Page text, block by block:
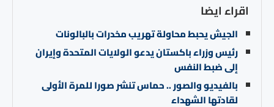
اقراء ايضا
الجيش يحبط محاولة تهريب مخدرات بالبالونات
رئيس وزراء باكستان يدعو الولايات المتحدة وإيران
إلى ضبط النفس
بالفيديو والصور .. حماس تنشر صورا للمرة الأولى
لقادتها الشهداء